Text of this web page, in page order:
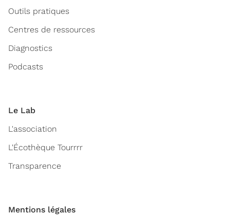
Outils pratiques
Centres de ressources
Diagnostics
Podcasts
Le Lab
L'association
L'Écothèque Tourrrr
Transparence
Mentions légales